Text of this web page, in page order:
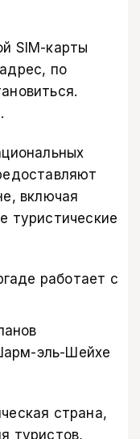
SIM-карты
по
включая
туристические
работает с
эль-Шейхе
страна,
туристов,